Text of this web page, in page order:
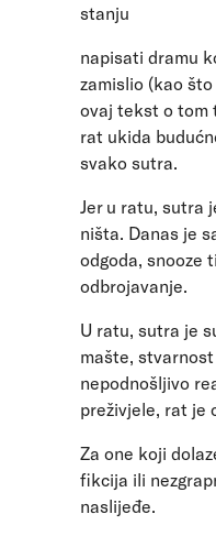
stanju
napisati dramu
zamislio (kao što
ovaj tekst o tom
rat ukida
svako sutra.
Jer u ratu, sutra
ništa. Danas je
odgoda, snooze
odbrojavanje.
U ratu, sutra je
mašte, stvarnost
nepodnošljivo
preživjele, rat je
Za one koji
fikcija ili
naslijeđe.